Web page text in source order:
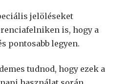
jelöléseket
is, hogy a
pontosabb legyen.
tudnod, hogy ezek a